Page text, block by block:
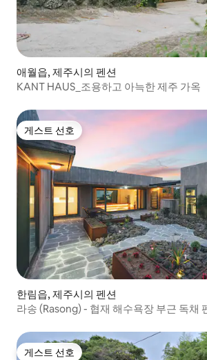
애월읍, 제주시의 펜션
KANT HAUS_조용하고 아늑한 제주 가옥
게스트 선호
게스트 선호
한림읍, 제주시의 펜션
라송 (Rasong) - 협재 해수욕장 부근 독채
게스트 선호